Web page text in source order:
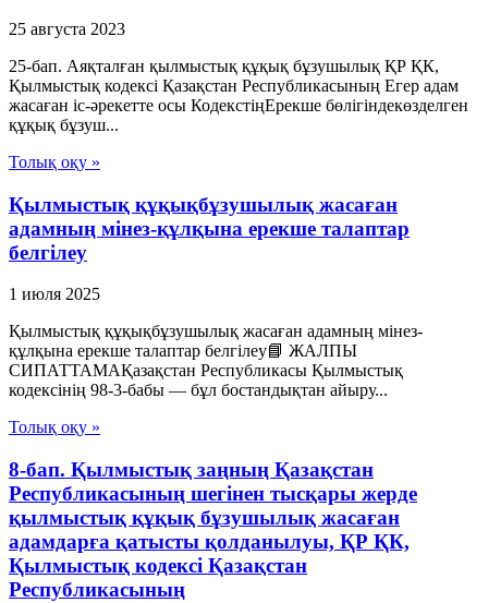
25 августа 2023
25-бап. Аяқталған қылмыстық құқық бұзушылық ҚР ҚК,
Қылмыстық кодексi Қазақстан Республикасының Егер адам
жасаған іс-әрекетте осы КодекстіңЕрекше бөлігіндекөзделген
құқық бұзуш...
Толық оқу »
Қылмыстық құқықбұзушылық жасаған
адамның мінез-құлқына ерекше талаптар
белгілеу
1 июля 2025
Қылмыстық құқықбұзушылық жасаған адамның мінез-
құлқына ерекше талаптар белгілеу📘 ЖАЛПЫ
СИПАТТАМАҚазақстан Республикасы Қылмыстық
кодексінің 98-3-бабы — бұл бостандықтан айыру...
Толық оқу »
8-бап. Қылмыстық заңның Қазақстан
Республикасының шегiнен тысқары жерде
қылмыстық құқық бұзушылық жасаған
адамдарға қатысты қолданылуы, ҚР ҚК,
Қылмыстық кодексi Қазақстан
Республикасының